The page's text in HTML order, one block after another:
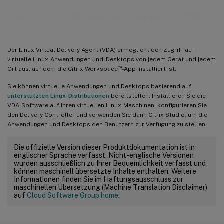
Der Linux Virtual Delivery Agent (VDA) ermöglicht den Zugriff auf
virtuelle Linux-Anwendungen und -Desktops von jedem Gerät und jedem
Ort aus, auf dem die Citrix Workspace™-App installiert ist.
Sie können virtuelle Anwendungen und Desktops basierend auf
unterstützten Linux-Distributionen bereitstellen. Installieren Sie die
VDA-Software auf Ihren virtuellen Linux-Maschinen, konfigurieren Sie
den Delivery Controller und verwenden Sie dann Citrix Studio, um die
Anwendungen und Desktops den Benutzern zur Verfügung zu stellen.
Die offizielle Version dieser Produktdokumentation ist in
englischer Sprache verfasst. Nicht-englische Versionen
wurden ausschließlich zu Ihrer Bequemlichkeit verfasst und
können maschinell übersetzte Inhalte enthalten. Weitere
Informationen finden Sie im Haftungsausschluss zur
maschinellen Übersetzung (Machine Translation Disclaimer)
auf Cloud Software Group home.